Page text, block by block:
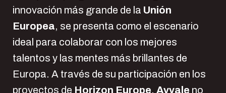
innovación más grande de la Unión
Europea, se presenta como el escenario
ideal para colaborar con los mejores
talentos y las mentes más brillantes de
Europa. A través de su participación en los
proyectos de Horizon Europe, Avvale no